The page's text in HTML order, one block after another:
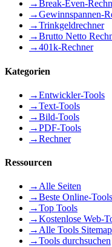
→Break-Even-
→Gewinnspannen-
→Trinkgeldrechner
→Brutto Netto
→401k-Rechner
Kategorien
→Entwickler-Tools
→Text-Tools
→Bild-Tools
→PDF-Tools
→Rechner
Ressourcen
→Alle Seiten
→Beste Online-Tools
→Top Tools
→Kostenlose Web-
→Alle Tools Sitemap
→Tools durchsuchen